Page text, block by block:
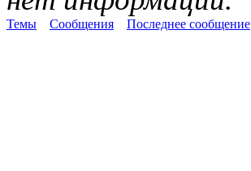
Темы Сообщения Последнее сообщение